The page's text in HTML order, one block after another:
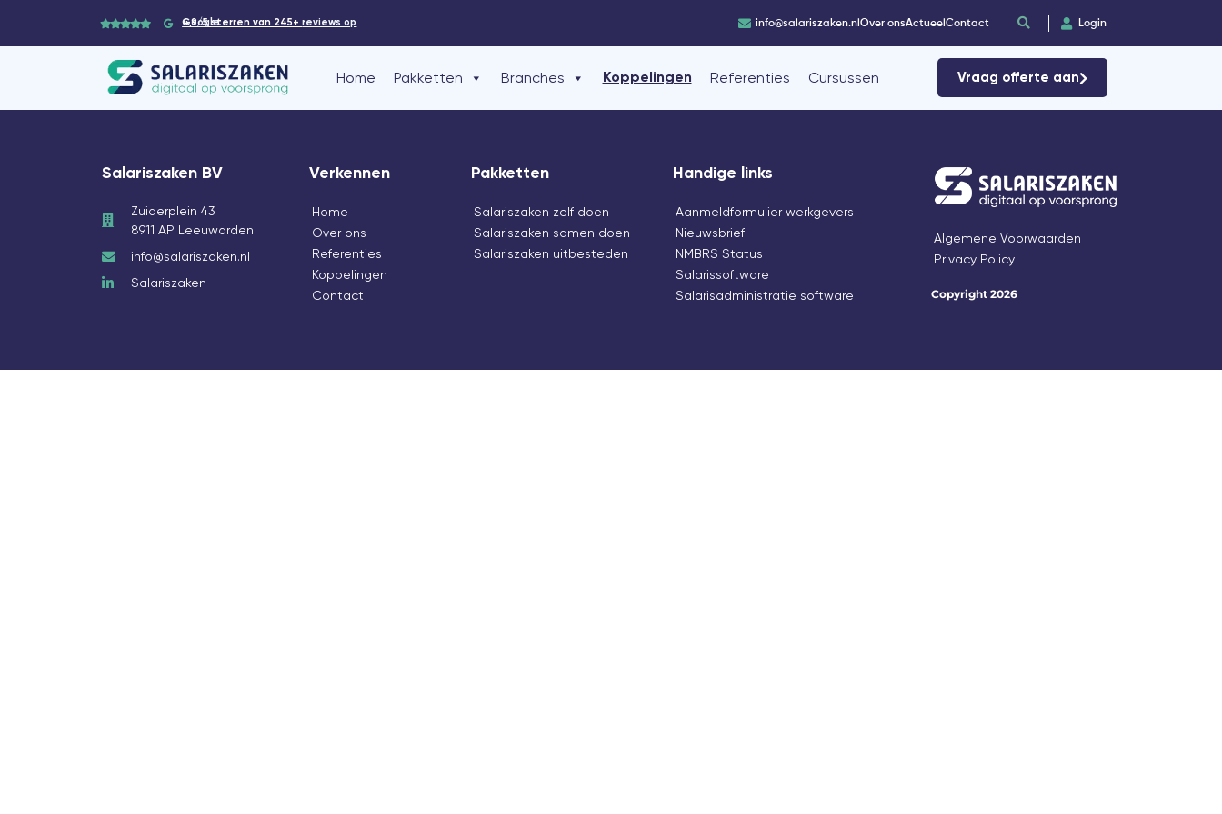
4,9/5 sterren van 245+
reviews op Google info@salariszaken.nlOver onsActueelContact Login
Home Pakketten Branches Koppelingen Referenties Cursussen Vraag offerte aan
Salariszaken BV
Zuiderplein 43
8911 AP Leeuwarden
info@salariszaken.nl
Salariszaken
Verkennen
Home
Over ons
Referenties
Koppelingen
Contact
Pakketten
Salariszaken zelf doen
Salariszaken samen doen
Salariszaken uitbesteden
Handige links
Aanmeldformulier werkgevers
Nieuwsbrief
NMBRS Status
Salarissoftware
Salarisadministratie software
Algemene Voorwaarden
Privacy Policy
Copyright 2026